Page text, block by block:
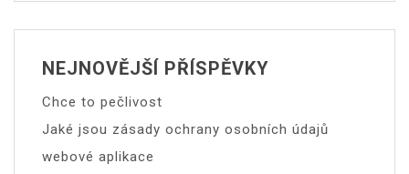
NEJNOVĚJŠÍ PŘÍSPĚVKY
Chce to pečlivost
Jaké jsou zásady ochrany osobních údajů
webové aplikace